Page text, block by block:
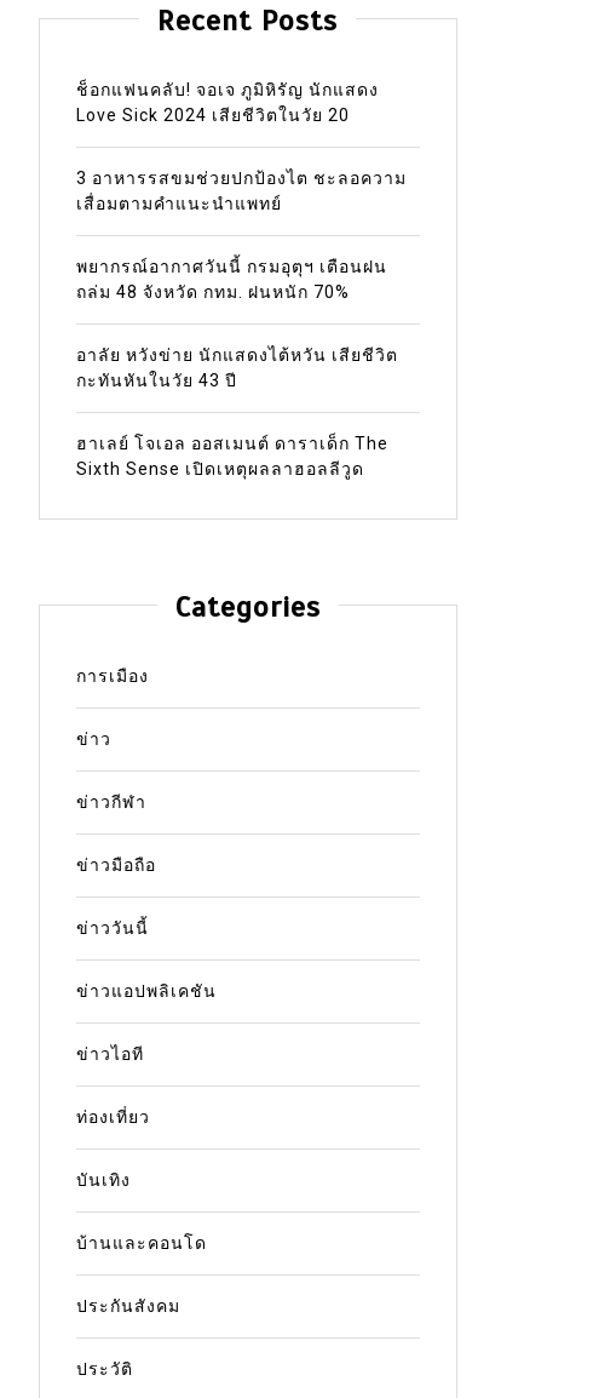
Recent Posts
ช็อกแฟนคลับ! จอเจ ภูมิหิรัญ นักแสดง
Love Sick 2024 เสียชีวิตในวัย 20
3 อาหารรสขมช่วยปกป้องไต ชะลอความ
เสื่อมตามคำแนะนำแพทย์
พยากรณ์อากาศวันนี้ กรมอุตุฯ เตือนฝน
ถล่ม 48 จังหวัด กทม. ฝนหนัก 70%
อาลัย หวังข่าย นักแสดงไต้หวัน เสียชีวิต
กะทันหันในวัย 43 ปี
ฮาเลย์ โจเอล ออสเมนต์ ดาราเด็ก The
Sixth Sense เปิดเหตุผลลาฮอลลีวูด
Categories
การเมือง
ข่าว
ข่าวกีฬา
ข่าวมือถือ
ข่าววันนี้
ข่าวแอปพลิเคชัน
ข่าวไอที
ท่องเที่ยว
บันเทิง
บ้านและคอนโด
ประกันสังคม
ประวัติ